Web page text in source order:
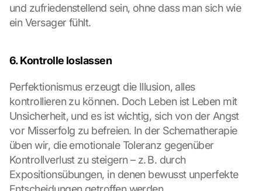
und zufriedenstellend sein, ohne dass man sich wie
ein Versager fühlt.
6. Kontrolle loslassen
Perfektionismus erzeugt die Illusion, alles
kontrollieren zu können. Doch Leben ist Leben mit
Unsicherheit, und es ist wichtig, sich von der Angst
vor Misserfolg zu befreien. In der Schematherapie
üben wir, die emotionale Toleranz gegenüber
Kontrollverlust zu steigern – z. B. durch
Expositionsübungen, in denen bewusst unperfekte